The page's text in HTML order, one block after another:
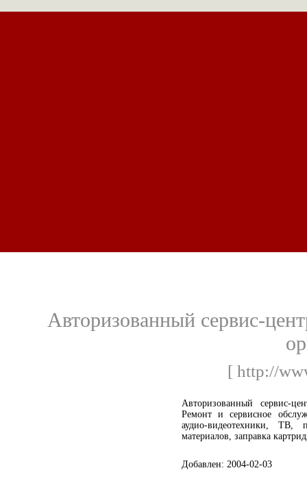
Авторизованный сервис-
[ http://
Авторизованный сервис-
Ремонт и сервисное
аудио-видеотехники, ТВ,
материалов, заправка
Добавлен: 2004-02-03